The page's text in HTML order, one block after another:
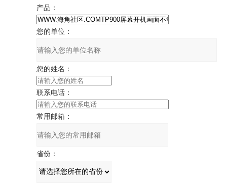
产品：
您的单位：
您的姓名：
联系电话：
常用邮箱：
省份：